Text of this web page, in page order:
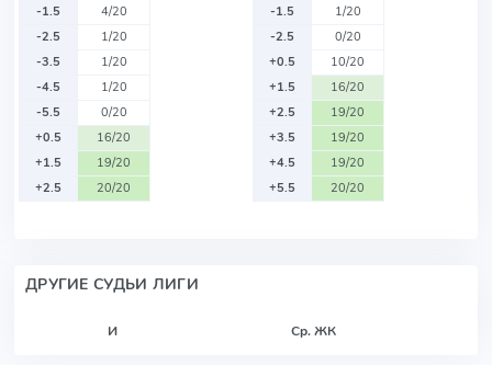
-1.5
4/20
-2.5
1/20
-3.5
1/20
-4.5
1/20
-5.5
0/20
+0.5
16/20
+1.5
19/20
+2.5
20/20
-1.5
1/20
-2.5
0/20
+0.5
10/20
+1.5
16/20
+2.5
19/20
+3.5
19/20
+4.5
19/20
+5.5
20/20
ДРУГИЕ СУДЬИ ЛИГИ
И Ср. ЖК